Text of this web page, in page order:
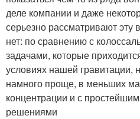
деле компании и даже
серьезно рассматривают
нет: по сравнению с
задачами, которые
условиях нашей гравитации,
намного проще, в меньших
концентрации и с
решениями